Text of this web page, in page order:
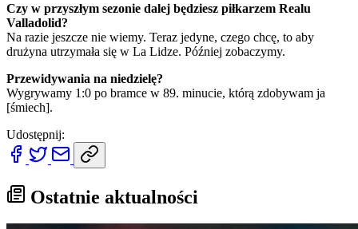
Czy w przyszłym sezonie dalej będziesz piłkarzem Realu
Valladolid?
Na razie jeszcze nie wiemy. Teraz jedyne, czego chcę, to aby
drużyna utrzymała się w La Lidze. Później zobaczymy.
Przewidywania na niedzielę?
Wygrywamy 1:0 po bramce w 89. minucie, którą zdobywam ja
[śmiech].
Udostępnij:
Ostatnie aktualności